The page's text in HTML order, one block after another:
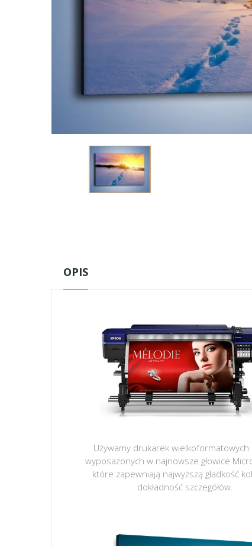
OPIS
Używamy drukarek wielkoformatowych
wyposażonych w najnowsze głowice
które zapewniają najwyższą gładkość
dokładność szczegółów.